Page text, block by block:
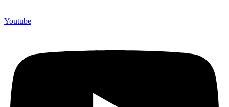
Youtube